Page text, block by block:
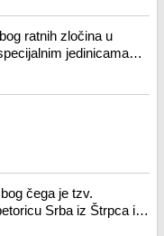
ratnih zločina u
jedinicama
čega je tzv.
Srba iz Štrpca i